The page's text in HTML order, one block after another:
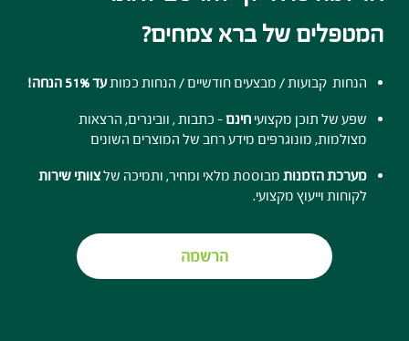
המטפלים של ברא צמחים?
הנחות קבועות / מבצעים חודשיים / הנחות כמותעד 51% הנחה!
שפע של תוכן מקצועיחינם- כתבות , וובינרים, הרצאות
מצולמות, מונוגרפים מידע רחב של המוצרים השונים
מערכת הזמנות מבוססת מלאי ומחיר, ותמיכה שלצוותי שירות
לקוחות וייעוץ מקצועי.
הרשמה